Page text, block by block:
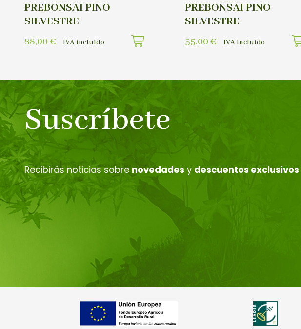
PREBONSAI PINO
SILVESTRE
88,00 € IVA incluído
PREBONSAI PINO
SILVESTRE
55,00 € IVA incluído
Suscríbete
Recibirás noticias sobre novedades y descuentos exclusivos